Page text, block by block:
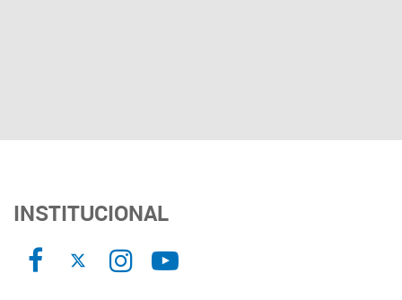
INSTITUCIONAL